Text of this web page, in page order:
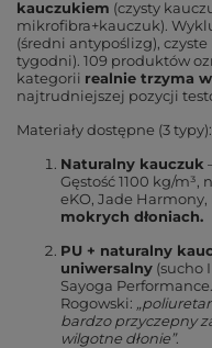
kauczukiem (czysty
mikrofibra+kauczuk).
(średni antypoślizg),
tygodni). 109 produktów
kategorii realnie trzyma w
najtrudniejszej pozycji
Materiały dostępne (3 typy):
Naturalny kauczuk
Gęstość 1100 kg/
eKO, Jade Harmony,
mokrych dłoniach.
PU + naturalny
uniwersalny (sucho
Sayoga
Rogowski:
bardzo przyczepny
wilgotne dłonie”.